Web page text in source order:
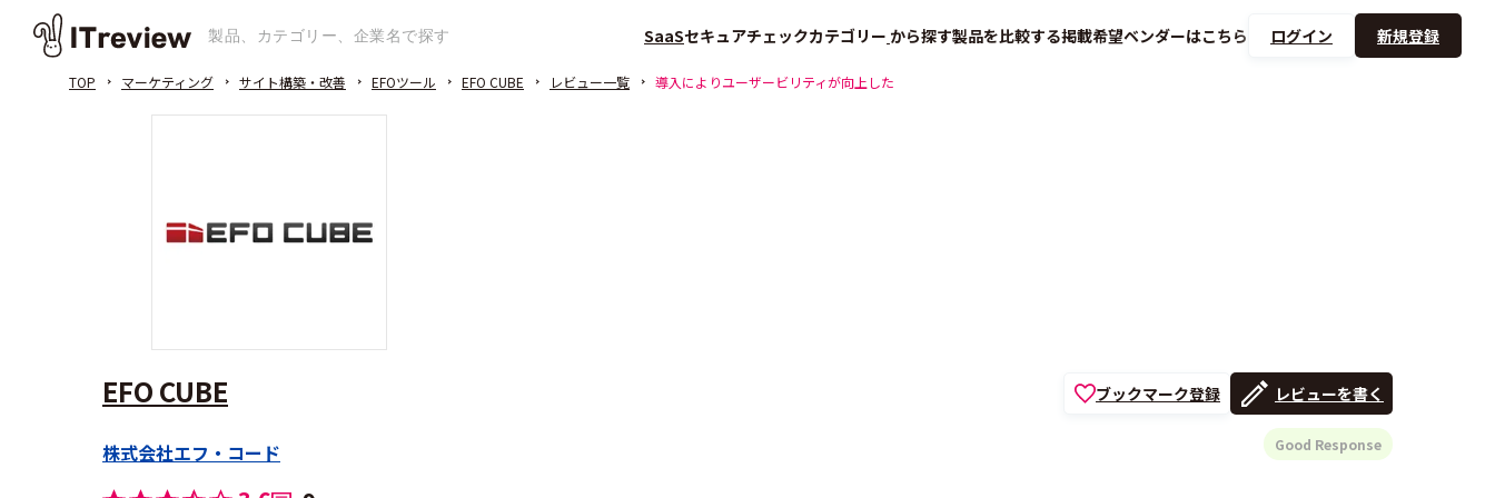
SaaSセキュアチェックカテゴリー から探す製品を比較する掲載希望ベンダーはこちら ログイン 新規登録
TOP マーケティング サイト構築・改善 EFOツール EFO CUBE レビュー一覧 導入によりユーザービリティが向上した
EFO CUBE
株式会社エフ・コード
ブックマーク登録 レビューを書く
Good Response